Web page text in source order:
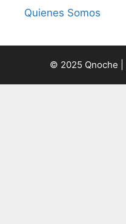
Quienes Somos
© 2025 Qnoche |